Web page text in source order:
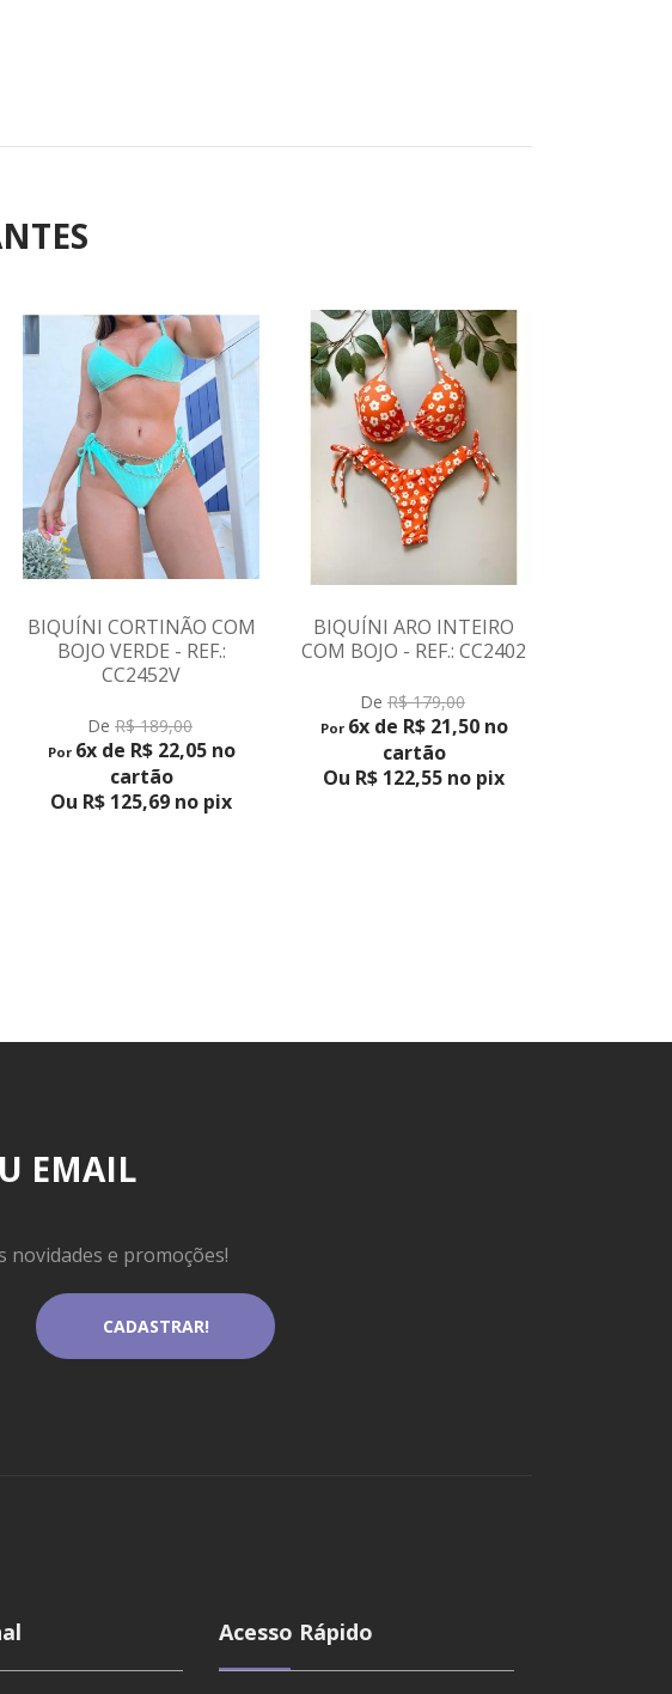
BIQUÍNI CORTINÃO COM
BOJO VERDE - REF.:
CC2452V
De R$ 189,00
Por 6x de R$ 22,05 no
cartão
Ou R$ 125,69 no pix
BIQUÍNI ARO INTEIRO
COM BOJO - REF.: CC2402
De R$ 179,00
Por 6x de R$ 21,50 no
cartão
Ou R$ 122,55 no pix
EMAIL
novidades e promoções!
Acesso Rápido